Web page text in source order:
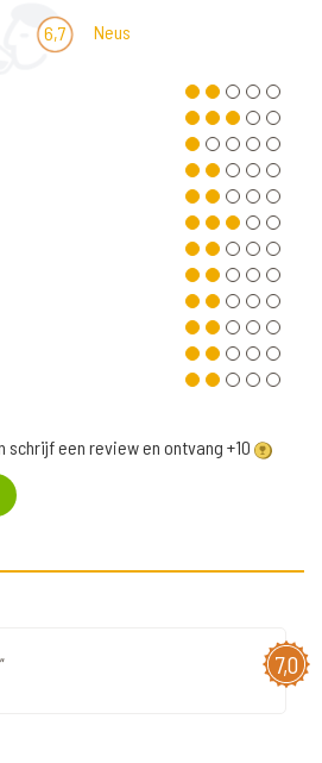
6,7 Neus
schrijf een review en ontvang +10
7,0